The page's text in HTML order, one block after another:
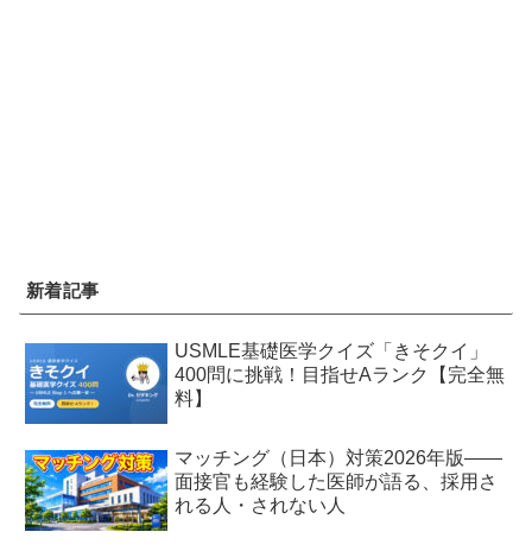
新着記事
USMLE基礎医学クイズ「きそクイ」
400問に挑戦！目指せAランク【完全無
料】
マッチング（日本）対策2026年版——
面接官も経験した医師が語る、採用さ
れる人・されない人